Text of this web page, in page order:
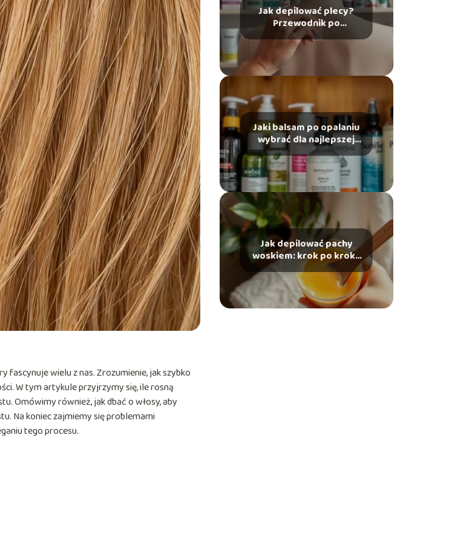
fascynuje wielu z nas. Zrozumienie, jak szybko
W tym artykule przyjrzymy się, ile rosną
Omówimy również, jak dbać o włosy, aby
Na koniec zajmiemy się problemami
tego procesu.
Jak depilować plecy?
Przewodnik po
najlepszych metodach
Jaki balsam po opalaniu
wybrać dla najlepszej
pielęgnacji skóry?
Jak depilować pachy
woskiem: krok po kroku
do gładkiej skóry